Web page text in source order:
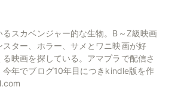
スカベンジャー的な生物。B～Z級映画
スター、ホラー、サメとワニ映画が好
映画を探している。アマプラで配信さ
今年でブログ10年目につきkindle版を作